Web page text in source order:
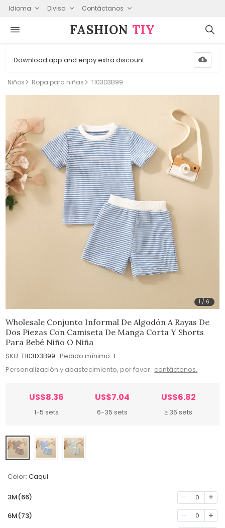
Idioma Divisa Contáctanos
FASHION⁠ TIY
Download app and enjoy extra discount
Niños Ropa para niñas T103D3B99
1 / 6
Wholesale Conjunto Informal De Algodón A Rayas De
Dos Piezas Con Camiseta De Manga Corta Y Shorts
Para Bebé Niño O Niña
SKU: T103D3B99 Pedido mínimo: 1
Personalización y abastecimiento, por favor contáctenos.
US$8.36
1-5 sets
US$7.04
6-35 sets
US$6.82
≥ 36 sets
Color: Caqui
3M(66) 0
6M(73) 0